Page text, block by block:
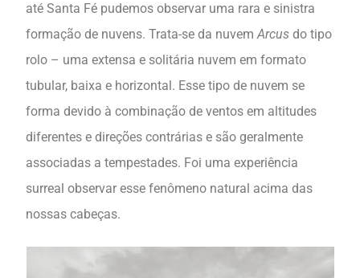
até Santa Fé pudemos observar uma rara e sinistra
formação de nuvens. Trata-se da nuvemArcusdo tipo
rolo – uma extensa e solitária nuvem em formato
tubular, baixa e horizontal. Esse tipo de nuvem se
forma devido à combinação de ventos em altitudes
diferentes e direções contrárias e são geralmente
associadas a tempestades. Foi uma experiência
surreal observar esse fenômeno natural acima das
nossas cabeças.